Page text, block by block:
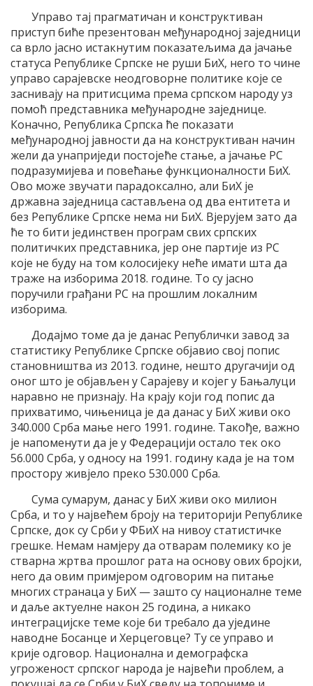
Управо тај прагматичан и конструктиван
приступ биће презентован међународној заједници
са врло јасно истакнутим показатељима да јачање
статуса Републике Српске не руши БиХ, него то чине
управо сарајевске неодговорне политике које се
заснивају на притисцима према српском народу уз
помоћ представника међународне заједнице.
Коначно, Република Српска ће показати
међународној јавности да на конструктиван начин
жели да унаприједи постојеће стање, а јачање РС
подразумијева и повећање функционалности БиХ.
Ово може звучати парадоксално, али БиХ је
државна заједница састављена од два ентитета и
без Републике Српске нема ни БиХ. Вјерујем зато да
ће то бити јединствен програм свих српских
политичких представника, јер оне партије из РС
које не буду на том колосијеку неће имати шта да
траже на изборима 2018. године. То су јасно
поручили грађани РС на прошлим локалним
изборима.
Додајмо томе да је данас Републички завод за
статистику Републике Српске објавио свој попис
становништва из 2013. године, нешто другачији од
оног што је објављен у Сарајеву и којег у Бањалуци
наравно не признају. На крају који год попис да
прихватимо, чињеница је да данас у БиХ живи око
340.000 Срба мање него 1991. године. Такође, важно
је напоменути да је у Федерацији остало тек око
56.000 Срба, у односу на 1991. годину када је на том
простору живјело преко 530.000 Срба.
Сума сумарум, данас у БиХ живи око милион
Срба, и то у највећем броју на територији Републике
Српске, док су Срби у ФБиХ на нивоу статистичке
грешке. Немам намјеру да отварам полемику ко је
стварна жртва прошлог рата на основу ових бројки,
него да овим примјером одговорим на питање
многих странаца у БиХ — зашто су националне теме
и даље актуелне након 25 година, а никако
интеграцијске теме које би требало да уједине
наводне Босанце и Херцеговце? Ту се управо и
крије одговор. Национална и демографска
угроженост српског народа је највећи проблем, а